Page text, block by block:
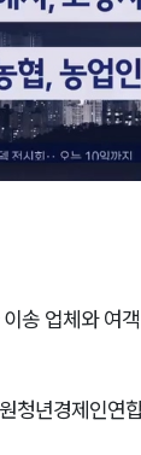
송 업체와 여
청년경제인연